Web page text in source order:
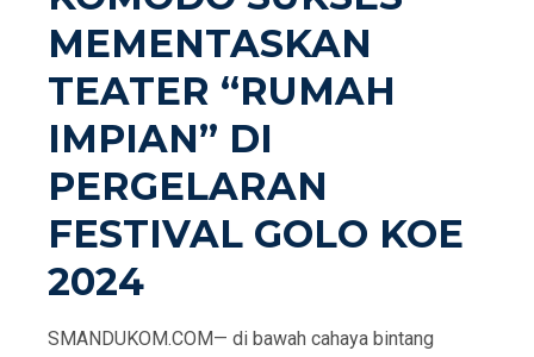
MEMENTASKAN
TEATER “RUMAH
IMPIAN” DI
PERGELARAN
FESTIVAL GOLO KOE
2024
SMANDUKOM.COM— di bawah cahaya bintang